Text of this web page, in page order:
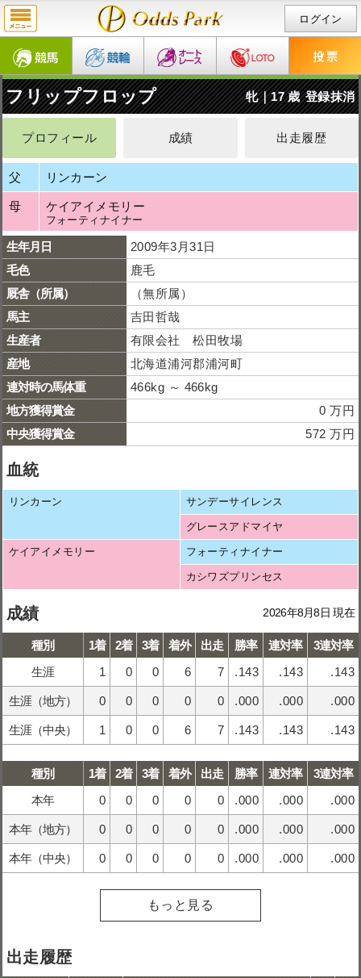
ログイン
フリップフロップ 牝｜17 歳 登録抹消
プロフィール 成績 出走履歴
父 リンカーン
母 ケイアイメモリー
フォーティナイナー
生年月日
2009年3月31日
毛色
鹿毛
厩舎（所属）
（無所属）
馬主
吉田哲哉
生産者
有限会社 松田牧場
産地
北海道浦河郡浦河町
連対時の馬体重
466kg ～ 466kg
地方獲得賞金
0 万円
中央獲得賞金
572 万円
血統
リンカーン サンデーサイレンス
グレースアドマイヤ
ケイアイメモリー フォーティナイナー
カシワズプリンセス
成績 2026年8月8日 現在
種別 1着 2着 3着 着外 出走 勝率 連対率
3連対率
生涯
1 0 0 6 7 .143 .143 .143
生涯（地方） 0 0 0 0 0 .000 .000 .000
生涯（中央） 1 0 0 6 7 .143 .143 .143
種別 1着 2着 3着 着外 出走 勝率 連対率
3連対率
本年
0 0 0 0 0 .000 .000 .000
本年（地方） 0 0 0 0 0 .000 .000 .000
本年（中央） 0 0 0 0 0 .000 .000 .000
もっと見る
出走履歴